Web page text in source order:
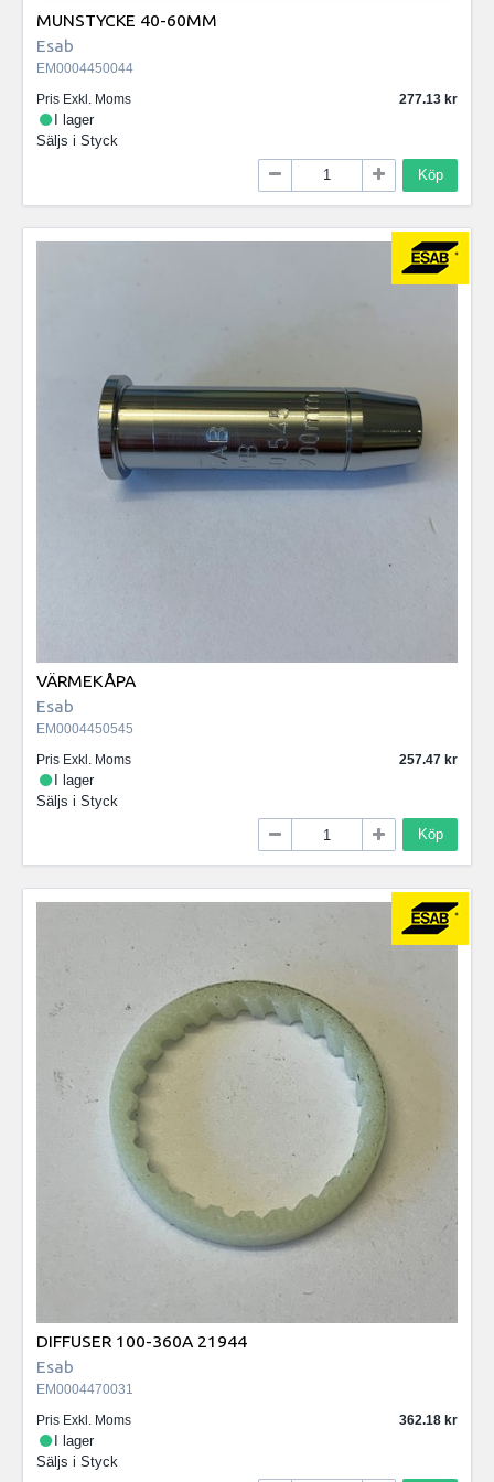
MUNSTYCKE 40-60MM
Esab
EM0004450044
Pris Exkl. Moms
277.13
I lager
Säljs i Styck
Köp
VÄRMEKÅPA
Esab
EM0004450545
Pris Exkl. Moms
257.47
I lager
Säljs i Styck
Köp
DIFFUSER 100-360A 21944
Esab
EM0004470031
Pris Exkl. Moms
362.18
I lager
Säljs i Styck